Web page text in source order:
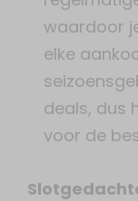
waardoor
elke
deals, dus
voor de